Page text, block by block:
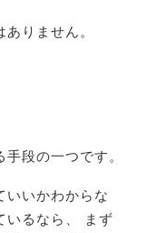
りません。
段の一つです。
いいかわからな
いるなら、 まず